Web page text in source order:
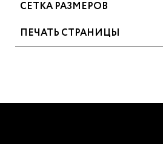
СЕТКА РАЗМЕРОВ
ПЕЧАТЬ СТРАНИЦЫ